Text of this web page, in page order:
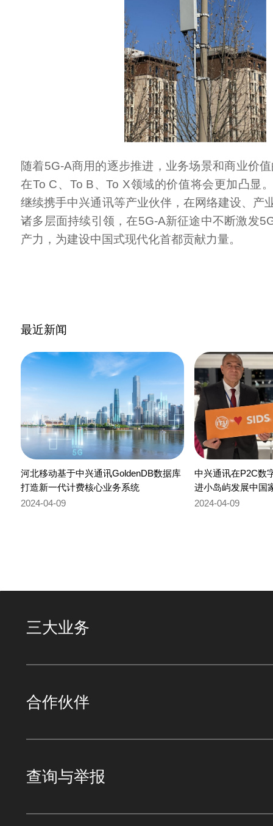
随着5G-A商用的逐步推进，业务场景和商业价
在To C、To B、To X领域的价值将会更加凸显
继续携手中兴通讯等产业伙伴，在网络建设、产
诸多层面持续引领，在5G-A新征途中不断激发
产力，为建设中国式现代化首都贡献力量。
最近新闻
河北移动基于中兴通讯GoldenDB数据库
打造新一代计费核心业务系统
2024-04-09
中兴通讯在P2C数
进小岛屿发展中国
2024-04-09
三大业务
合作伙伴
查询与举报